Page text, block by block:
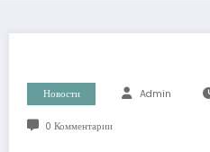
Новости Admin
0 Комментарии